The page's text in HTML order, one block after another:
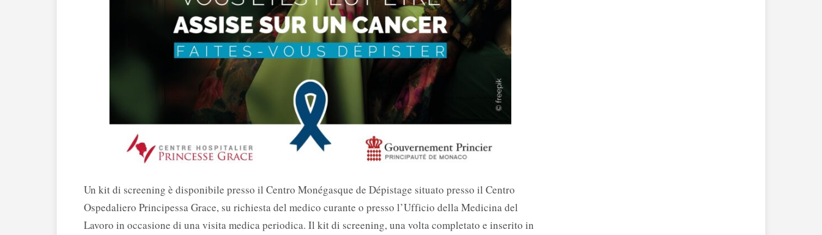
Un kit di screening è disponibile presso il Centro Monégasque de Dépistage situato presso il Centro
Ospedaliero Principessa Grace, su richiesta del medico curante o presso l’Ufficio della Medicina del
Lavoro in occasione di una visita medica periodica. Il kit di screening, una volta completato e inserito in